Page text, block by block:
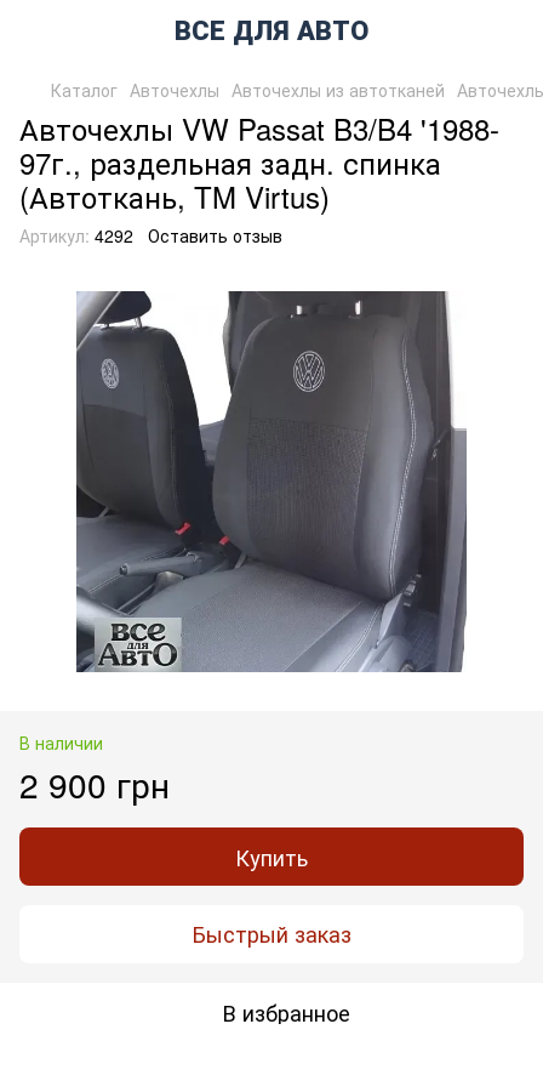
ВСЕ ДЛЯ АВТО
Каталог Авточехлы Авточехлы из автотканей
Авточехлы VW Passat B3/B4 '1988-
97г., раздельная задн. спинка
(Автоткань, TM Virtus)
Артикул: 4292 Оставить отзыв
В наличии
2 900 грн
Купить
Быстрый заказ
В избранное